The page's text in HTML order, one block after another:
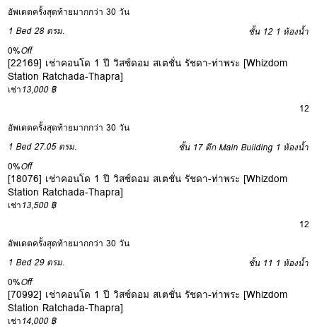
อัพเดตครั้งสุดท้ายมากกว่า 30 วัน
1 Bed 28 ตรม. ชั้น 12 1 ห้องน้ำ
0%Off
[22169] เช่าคอนโด 1 ปี วิสซ์ดอม สเตชั่น รัชดา-ท่าพระ [Whizdom
Station Ratchada-Thapra]
เช่า13,000 ฿
12
อัพเดตครั้งสุดท้ายมากกว่า 30 วัน
1 Bed 27.05 ตรม. ชั้น 17 ตึก Main Building 1 ห้องน้ำ
0%Off
[18076] เช่าคอนโด 1 ปี วิสซ์ดอม สเตชั่น รัชดา-ท่าพระ [Whizdom
Station Ratchada-Thapra]
เช่า13,500 ฿
12
อัพเดตครั้งสุดท้ายมากกว่า 30 วัน
1 Bed 29 ตรม. ชั้น 11 1 ห้องน้ำ
0%Off
[70992] เช่าคอนโด 1 ปี วิสซ์ดอม สเตชั่น รัชดา-ท่าพระ [Whizdom
Station Ratchada-Thapra]
เช่า14,000 ฿